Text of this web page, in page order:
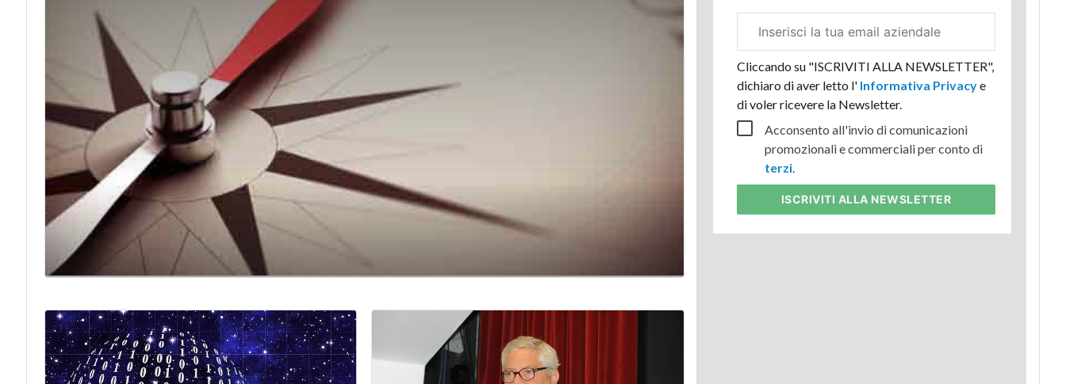
aziendale
Cliccando su "ISCRIVITI ALLA NEWSLETTER",
dichiaro di aver letto l'Informativa Privacye
di voler ricevere la Newsletter.
Acconsento all'invio di comunicazioni
promozionali e commerciali per conto di
terzi.
ISCRIVITI ALLA NEWSLETTER